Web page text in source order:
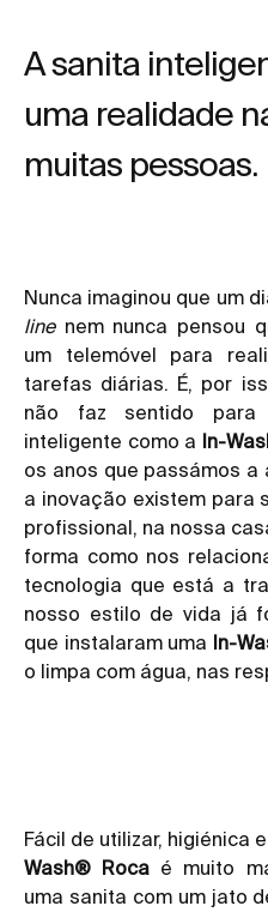
A sanita
uma realidade
muitas pessoas.
Nunca imaginou que um
linenem nunca pensou
um telemóvel para
tarefas diárias. É, por
não faz sentido
inteligente como a In-
os anos que passámos
a inovação existem para
profissional, na nossa
forma como nos
tecnologia que está a
nosso estilo de vida já
que instalaram uma In-
o limpa com água, nas
Fácil de utilizar, higiénica
Wash® Roca é muito
uma sanita com um jato